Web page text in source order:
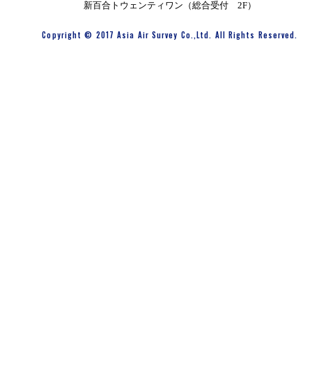
新百合トウェンティワン（総合受付 2F）
Copyright © 2017 Asia Air Survey Co.,Ltd. All Rights Reserved.